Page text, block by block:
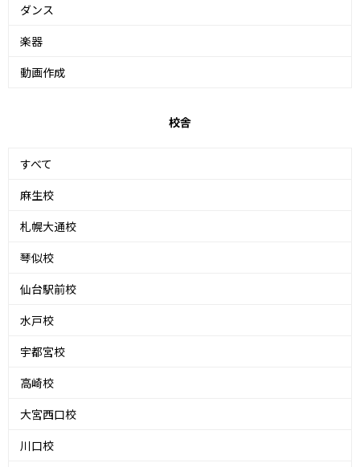
ダンス
楽器
動画作成
校舎
すべて
麻生校
札幌大通校
琴似校
仙台駅前校
水戸校
宇都宮校
高崎校
大宮西口校
川口校